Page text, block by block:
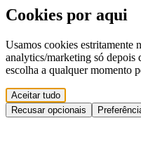
Cookies por aqui
Usamos cookies estritamente
analytics/marketing só depois
escolha a qualquer momento
Aceitar tudo
Recusar opcionais